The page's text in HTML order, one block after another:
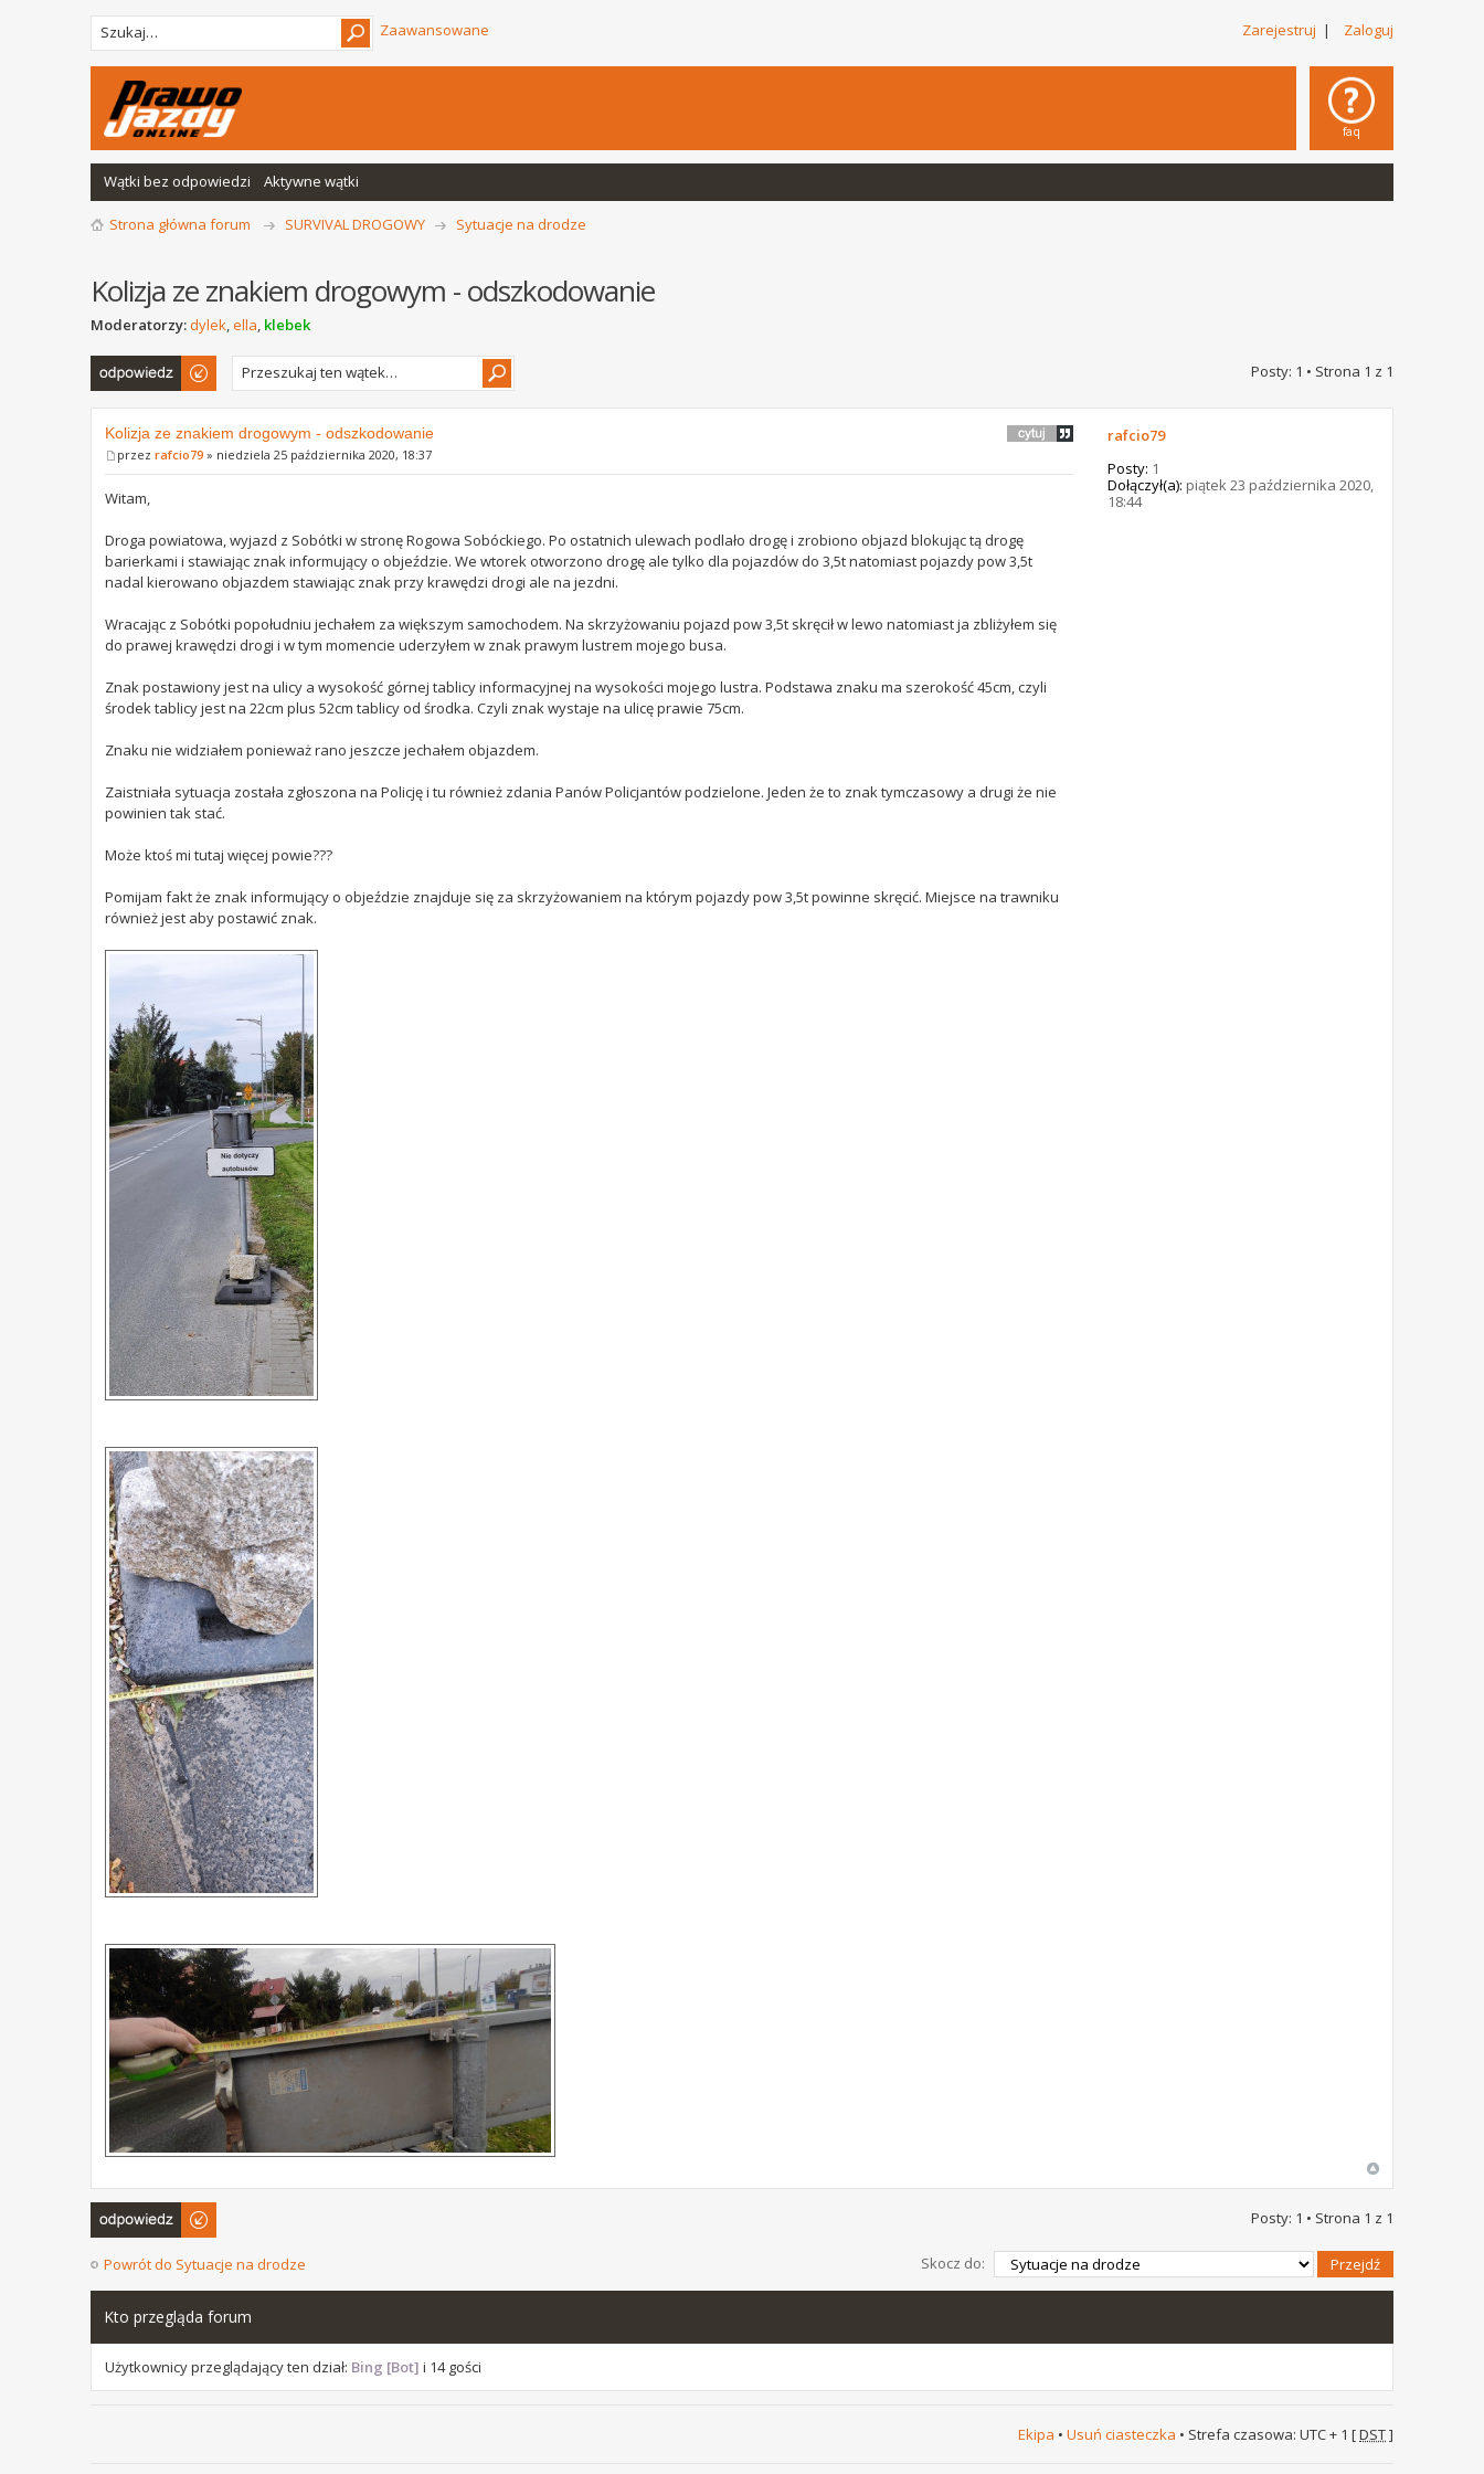
Zarejestruj | Zaloguj
Zaawansowane
faq
Wątki bez odpowiedzi Aktywne wątki
Strona główna forum SURVIVAL DROGOWY Sytuacje na drodze
Kolizja ze znakiem drogowym - odszkodowanie
Moderatorzy:dylek,ella, klebek
Odpowiedz Posty: 1 • Strona 1 z 1
Kolizja ze znakiem drogowym - odszkodowanie
przez rafcio79 » niedziela 25 października 2020, 18:37
Witam,
Droga powiatowa, wyjazd z Sobótki w stronę Rogowa Sobóckiego. Po ostatnich ulewach podlało drogę i zrobiono objazd blokując tą drogę
barierkami i stawiając znak informujący o objeździe. We wtorek otworzono drogę ale tylko dla pojazdów do 3,5t natomiast pojazdy pow 3,5t
nadal kierowano objazdem stawiając znak przy krawędzi drogi ale na jezdni.
Wracając z Sobótki popołudniu jechałem za większym samochodem. Na skrzyżowaniu pojazd pow 3,5t skręcił w lewo natomiast ja zbliżyłem się
do prawej krawędzi drogi i w tym momencie uderzyłem w znak prawym lustrem mojego busa.
Znak postawiony jest na ulicy a wysokość górnej tablicy informacyjnej na wysokości mojego lustra. Podstawa znaku ma szerokość 45cm, czyli
środek tablicy jest na 22cm plus 52cm tablicy od środka. Czyli znak wystaje na ulicę prawie 75cm.
Znaku nie widziałem ponieważ rano jeszcze jechałem objazdem.
Zaistniała sytuacja została zgłoszona na Policję i tu również zdania Panów Policjantów podzielone. Jeden że to znak tymczasowy a drugi że nie
powinien tak stać.
Może ktoś mi tutaj więcej powie???
Pomijam fakt że znak informujący o objeździe znajduje się za skrzyżowaniem na którym pojazdy pow 3,5t powinne skręcić. Miejsce na trawniku
również jest aby postawić znak.
rafcio79
Posty: 1
Dołączył(a): piątek 23 października 2020,
18:44
Odpowiedz
Posty: 1 • Strona 1 z 1
Powrót do Sytuacje na drodze Skocz do:
Kto przegląda forum
Użytkownicy przeglądający ten dział: Bing [Bot] i 14 gości
Ekipa • Usuń ciasteczka • Strefa czasowa: UTC + 1 [DST]